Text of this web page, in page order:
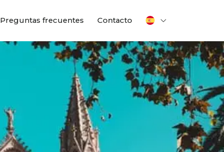
Preguntas frecuentes Contacto